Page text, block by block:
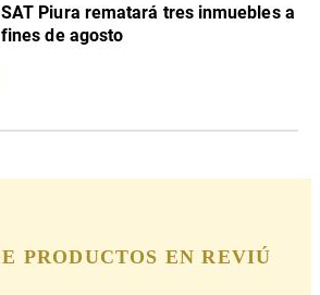
SAT Piura rematará tres inmuebles a
fines de agosto